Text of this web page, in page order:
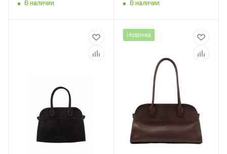
В наличии В наличии
Новинка